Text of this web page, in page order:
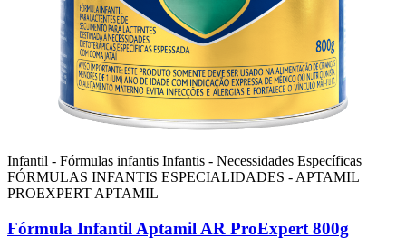
Infantil - Fórmulas infantis Infantis - Necessidades Específicas
FÓRMULAS INFANTIS ESPECIALIDADES - APTAMIL
PROEXPERT APTAMIL
Fórmula Infantil Aptamil AR ProExpert 800g